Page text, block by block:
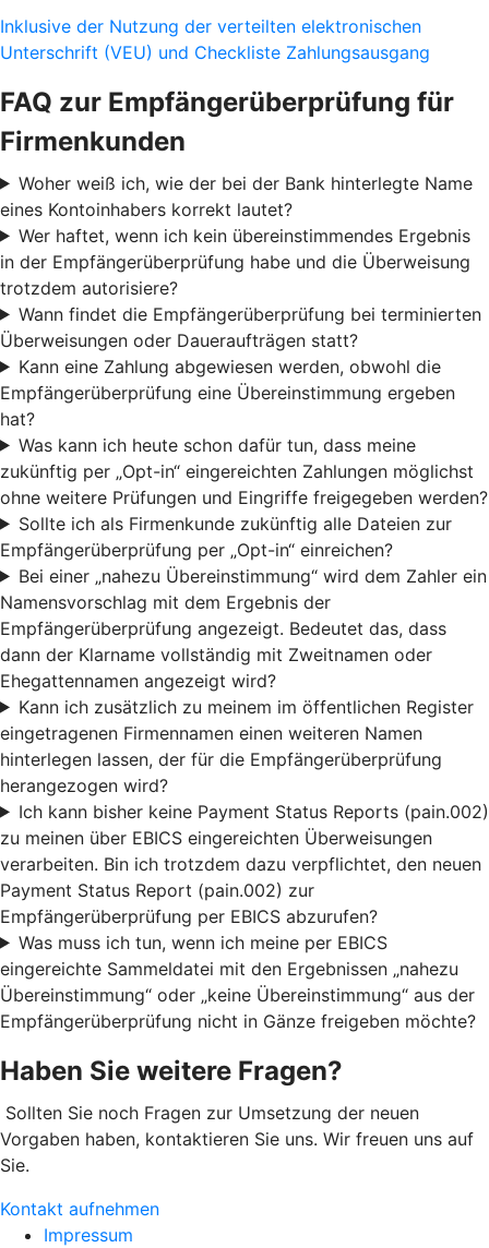
Inklusive der Nutzung der verteilten elektronischen
Unterschrift (VEU) und Checkliste Zahlungsausgang
FAQ zur Empfängerüberprüfung für
Firmenkunden
Woher weiß ich, wie der bei der Bank hinterlegte Name
eines Kontoinhabers korrekt lautet?
Wer haftet, wenn ich kein übereinstimmendes Ergebnis
in der Empfängerüberprüfung habe und die Überweisung
trotzdem autorisiere?
Wann findet die Empfängerüberprüfung bei terminierten
Überweisungen oder Daueraufträgen statt?
Kann eine Zahlung abgewiesen werden, obwohl die
Empfängerüberprüfung eine Übereinstimmung ergeben
hat?
Was kann ich heute schon dafür tun, dass meine
zukünftig per „Opt-in“ eingereichten Zahlungen möglichst
ohne weitere Prüfungen und Eingriffe freigegeben werden?
Sollte ich als Firmenkunde zukünftig alle Dateien zur
Empfängerüberprüfung per „Opt-in“ einreichen?
Bei einer „nahezu Übereinstimmung“ wird dem Zahler ein
Namensvorschlag mit dem Ergebnis der
Empfängerüberprüfung angezeigt. Bedeutet das, dass
dann der Klarname vollständig mit Zweitnamen oder
Ehegattennamen angezeigt wird?
Kann ich zusätzlich zu meinem im öffentlichen Register
eingetragenen Firmennamen einen weiteren Namen
hinterlegen lassen, der für die Empfängerüberprüfung
herangezogen wird?
Ich kann bisher keine Payment Status Reports (pain.002)
zu meinen über EBICS eingereichten Überweisungen
verarbeiten. Bin ich trotzdem dazu verpflichtet, den neuen
Payment Status Report (pain.002) zur
Empfängerüberprüfung per EBICS abzurufen?
Was muss ich tun, wenn ich meine per EBICS
eingereichte Sammeldatei mit den Ergebnissen „nahezu
Übereinstimmung“ oder „keine Übereinstimmung“ aus der
Empfängerüberprüfung nicht in Gänze freigeben möchte?
Haben Sie weitere Fragen?
Sollten Sie noch Fragen zur Umsetzung der neuen
Vorgaben haben, kontaktieren Sie uns. Wir freuen uns auf
Sie.
Kontakt aufnehmen
Impressum